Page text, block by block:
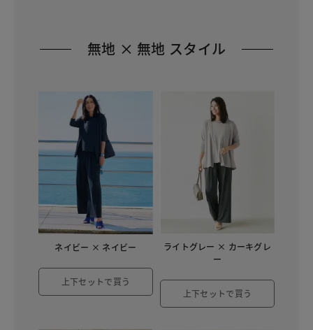
無地 × 無地 スタイル
ネイビー × ネイビー
上下セットで買う
ライトグレー × カーキグレ
ー
上下セットで買う